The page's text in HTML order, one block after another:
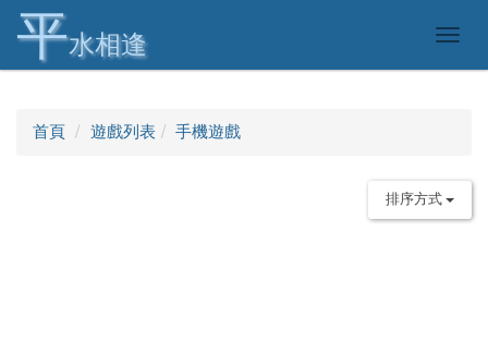
平水相逢
首頁 遊戲列表 手機遊戲
排序方式